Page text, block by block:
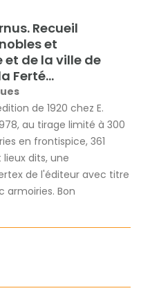
Recueil
et
et de la ville de
Ferté...
de 1920 chez E.
au tirage limité à 300
en frontispice, 361
dits, une
de l'éditeur avec titre
armoiries. Bon